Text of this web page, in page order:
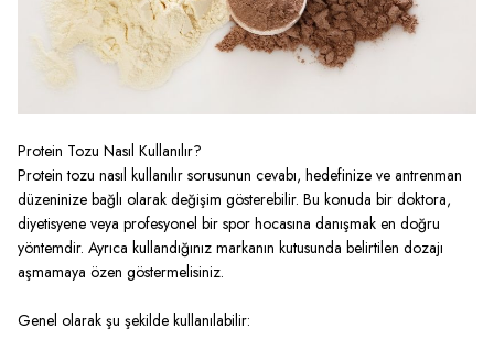
Protein Tozu Nasıl Kullanılır?
Protein tozu nasıl kullanılır sorusunun cevabı, hedefinize ve antrenman
düzeninize bağlı olarak değişim gösterebilir. Bu konuda bir doktora,
diyetisyene veya profesyonel bir spor hocasına danışmak en doğru
yöntemdir. Ayrıca kullandığınız markanın kutusunda belirtilen dozajı
aşmamaya özen göstermelisiniz.
Genel olarak şu şekilde kullanılabilir: